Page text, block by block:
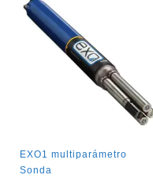
EXO1 multiparámetro
Sonda